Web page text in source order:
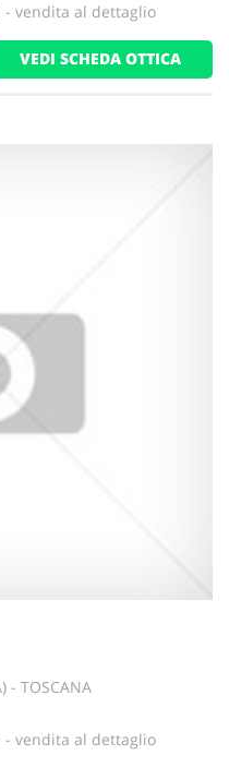
- vendita al dettaglio
VEDI SCHEDA OTTICA
- TOSCANA
- vendita al dettaglio